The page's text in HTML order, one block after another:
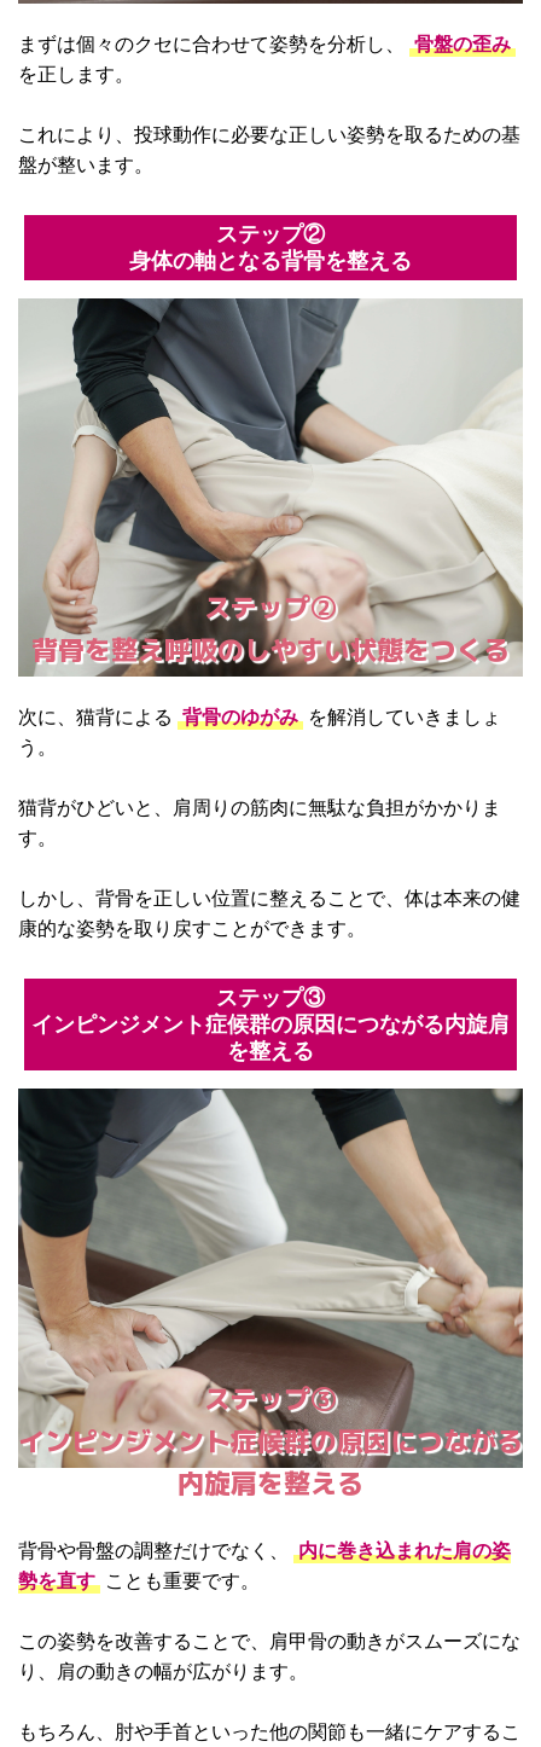
まずは個々のクセに合わせて姿勢を分析し、
骨盤の歪み
を正します。
これにより、投球動作に必要な正しい姿勢を取るための基
盤が整います。
ステップ②
身体の軸となる背骨を整える
ステップ②
背骨を整え呼吸のしやすい状態をつくる
次に、猫背による 背骨のゆがみ を解消していきましょ
う。
猫背がひどいと、肩周りの筋肉に無駄な負担がかかりま
す。
しかし、背骨を正しい位置に整えることで、体は本来の健
康的な姿勢を取り戻すことができます。
ステップ③
インピンジメント症候群の原因につながる内旋肩
を整える
ステップ③
インピンジメント症候群の原因につながる
内旋肩を整える
背骨や骨盤の調整だけでなく、
内に巻き込まれた肩の姿
勢を直す ことも重要です。
この姿勢を改善することで、肩甲骨の動きがスムーズにな
り、肩の動きの幅が広がります。
もちろん、肘や手首といった他の関節も一緒にケアするこ